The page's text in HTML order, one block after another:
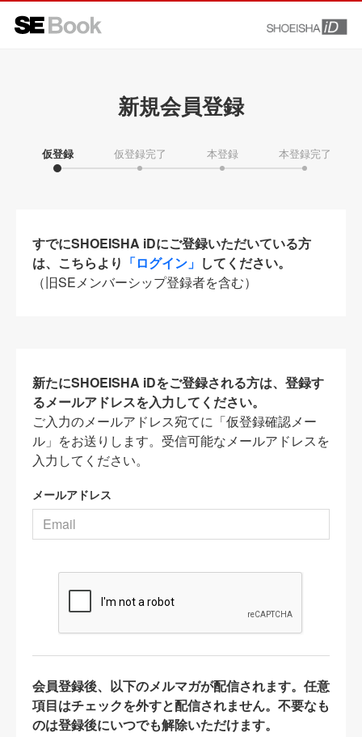
新規会員登録
仮登録 仮登録完了 本登録 本登録完了
すでにSHOEISHA iDにご登録いただいている方
は、こちらより 「ログイン」 してください。
（旧SEメンバーシップ登録者を含む）
新たにSHOEISHA iDをご登録される方は、登録す
るメールアドレスを入力してください。
ご入力のメールアドレス宛てに「仮登録確認メー
ル」をお送りします。受信可能なメールアドレスを
入力してください。
メールアドレス
会員登録後、以下のメルマガが配信されます。任意
項目はチェックを外すと配信されません。不要なも
のは登録後にいつでも解除いただけます。